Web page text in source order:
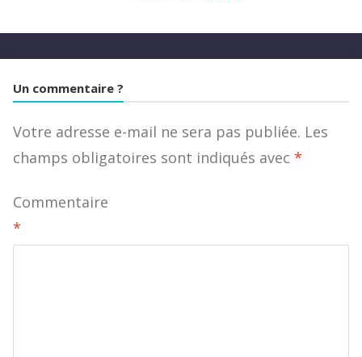
Un commentaire ?
Votre adresse e-mail ne sera pas publiée. Les
champs obligatoires sont indiqués avec *
Commentaire
*